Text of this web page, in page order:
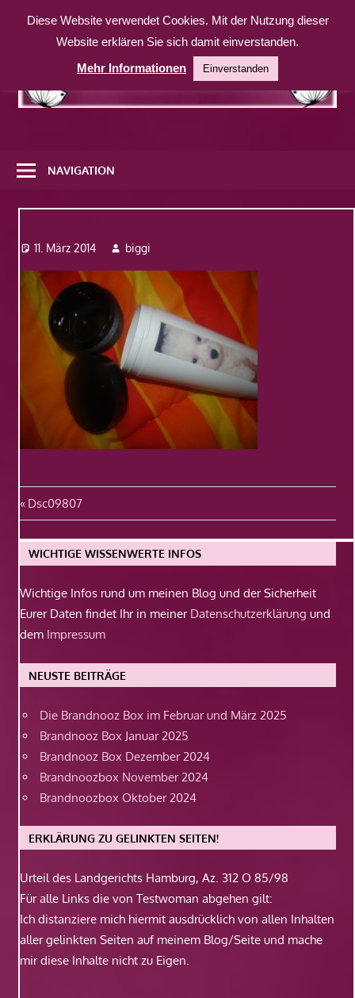
Inhalt
weitere
Website
NAVIGATION
11. März 2014 biggi
Beitragsnavigation
Vorheriger
Beitrag:
Dsc09807
WICHTIGE WISSENWERTE INFOS
Wichtige Infos rund um meinen Blog und der Sicherheit
Eurer Daten findet Ihr in meiner Datenschutzerklärung und
dem Impressum
NEUSTE BEITRÄGE
Die Brandnooz Box im Februar und März 2025
Brandnooz Box Januar 2025
Brandnooz Box Dezember 2024
Brandnoozbox November 2024
Brandnoozbox Oktober 2024
ERKLÄRUNG ZU GELINKTEN SEITEN!
Urteil des Landgerichts Hamburg, Az. 312 O 85/98
Für alle Links die von Testwoman abgehen gilt:
Ich distanziere mich hiermit ausdrücklich von allen Inhalten
aller gelinkten Seiten auf meinem Blog/Seite und mache
mir diese Inhalte nicht zu Eigen.
Diese Website verwendet Cookies. Mit der Nutzung dieser
Website erklären Sie sich damit einverstanden.
Mehr Informationen
Einverstanden